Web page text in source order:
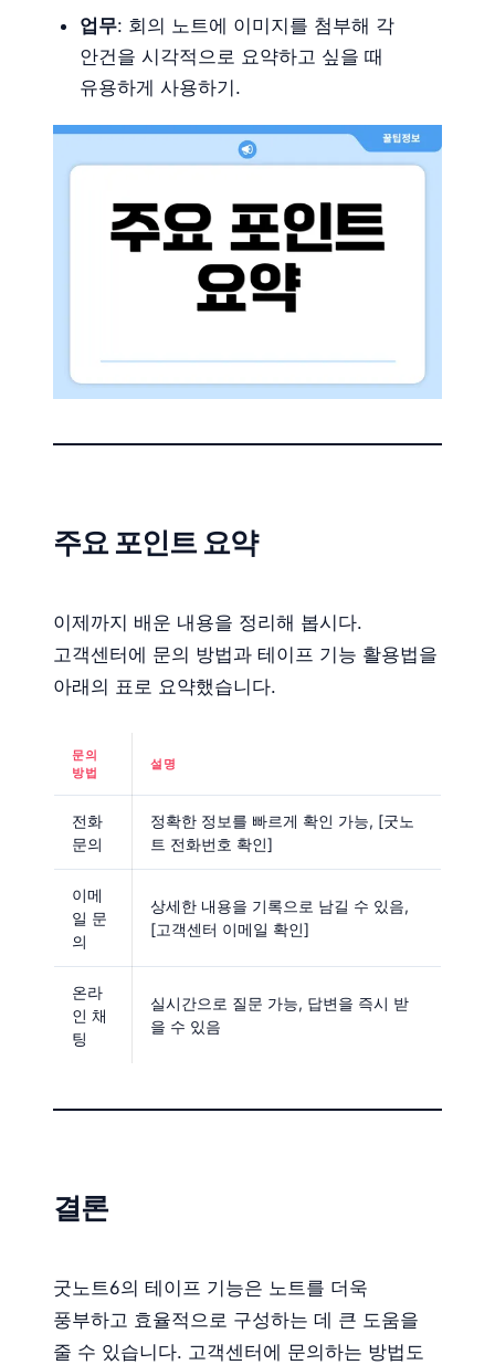
업무: 회의 노트에 이미지를 첨부해 각
안건을 시각적으로 요약하고 싶을 때
유용하게 사용하기.
주요 포인트 요약
이제까지 배운 내용을 정리해 봅시다.
고객센터에 문의 방법과 테이프 기능 활용법을
아래의 표로 요약했습니다.
문의
방법
설명
전화
문의
정확한 정보를 빠르게 확인 가능, [굿노
트 전화번호 확인]
이메
일 문
의
상세한 내용을 기록으로 남길 수 있음,
[고객센터 이메일 확인]
온라
인 채
팅
실시간으로 질문 가능, 답변을 즉시 받
을 수 있음
결론
굿노트6의 테이프 기능은 노트를 더욱
풍부하고 효율적으로 구성하는 데 큰 도움을
줄 수 있습니다. 고객센터에 문의하는 방법도